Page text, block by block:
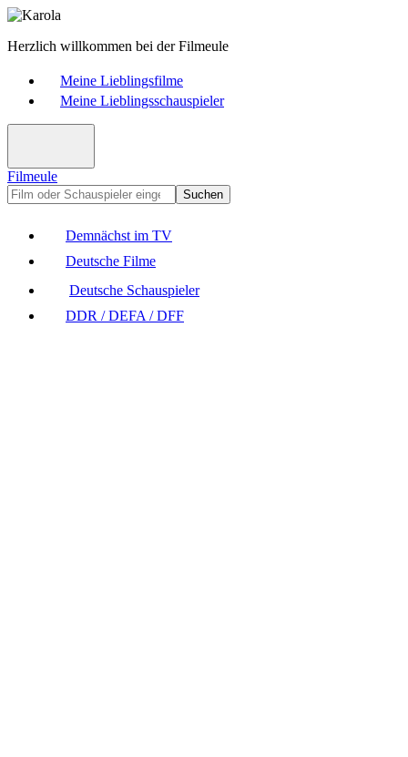
Herzlich willkommen bei der Filmeule
Meine Lieblingsfilme
Meine Lieblingsschauspieler
Filmeule
Suchen
Demnächst im TV
Deutsche Filme
Deutsche Schauspieler
DDR / DEFA / DFF